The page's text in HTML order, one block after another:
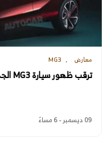
معارض MG3
ترقب ظهور سيارة MG3 الجديدة في معرض جينيف للسيارات لعام 2024
09 ديسمبر - 6 مساءً